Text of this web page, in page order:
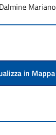
Mariano
in Mappa